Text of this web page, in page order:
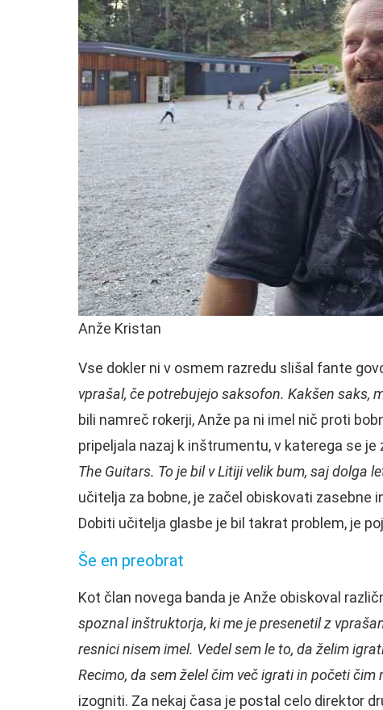
Anže Kristan
Vse dokler ni v osmem razredu slišal fante
vprašal, če potrebujejo saksofon. Kakšen saks,
bili namreč rokerji, Anže pa ni imel nič proti
pripeljala nazaj k inštrumentu, v katerega se je
The Guitars. To je bil v Litiji velik bum, saj dolga
učitelja za bobne, je začel obiskovati zasebne
Dobiti učitelja glasbe je bil takrat problem, je
Še en preobrat
Kot član novega banda je Anže obiskoval
spoznal inštruktorja, ki me je presenetil z
resnici nisem imel. Vedel sem le to, da želim
Recimo, da sem želel čim več igrati in početi čim
izogniti. Za nekaj časa je postal celo direktor